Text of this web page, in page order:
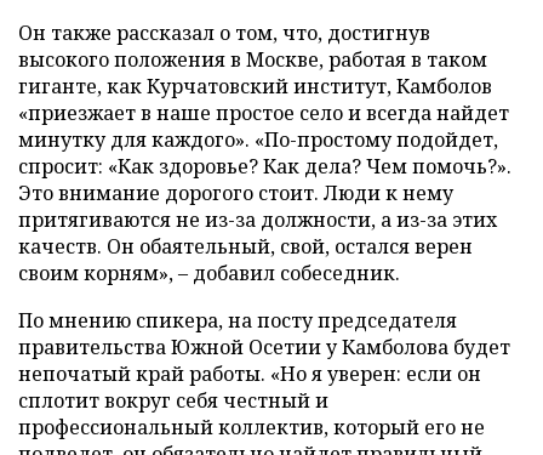
Он также рассказал о том, что, достигнув
высокого положения в Москве, работая в таком
гиганте, как Курчатовский институт, Камболов
«приезжает в наше простое село и всегда найдет
минутку для каждого». «По-простому подойдет,
спросит: «Как здоровье? Как дела? Чем помочь?».
Это внимание дорогого стоит. Люди к нему
притягиваются не из-за должности, а из-за этих
качеств. Он обаятельный, свой, остался верен
своим корням», – добавил собеседник.
По мнению спикера, на посту председателя
правительства Южной Осетии у Камболова будет
непочатый край работы. «Но я уверен: если он
сплотит вокруг себя честный и
профессиональный коллектив, который его не